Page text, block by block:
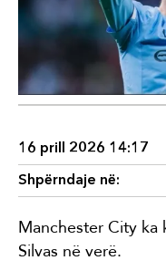
16 prill 2026 14:17
Shpërndaje në:
Manchester City ka
Silvas në verë.